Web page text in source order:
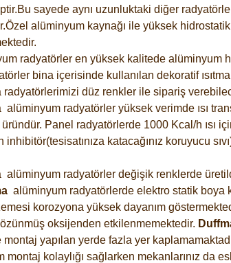
sayede aynı uzunluktaki diğer
alüminyum kaynağı ile yüksek
radyatörler en yüksek kalitede alüminyum
bina içerisinde kullanılan dekoratif
radyatörlerimizi düz renkler ile sipariş
alüminyum radyatörler yüksek verimde ısı
Panel radyatörlerde 1000 Kcal/h ısı
inhibitör(tesisatınıza katacağınız koruyucu
alüminyum radyatörler değişik renklerde
alüminyum radyatörlerde elektro statik boya
korozyona yüksek dayanım
oksijenden etkilenmemektedir.
montaj yapılan yerde fazla yer
montaj kolaylığı sağlarken mekanlarınız da